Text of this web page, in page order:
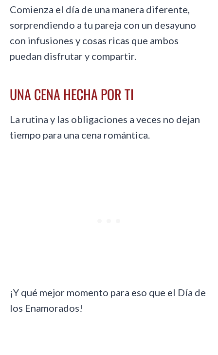
Comienza el día de una manera diferente,
sorprendiendo a tu pareja con un desayuno
con infusiones y cosas ricas que ambos
puedan disfrutar y compartir.
UNA CENA HECHA POR TI
La rutina y las obligaciones a veces no dejan
tiempo para una cena romántica.
¡Y qué mejor momento para eso que el Día de
los Enamorados!